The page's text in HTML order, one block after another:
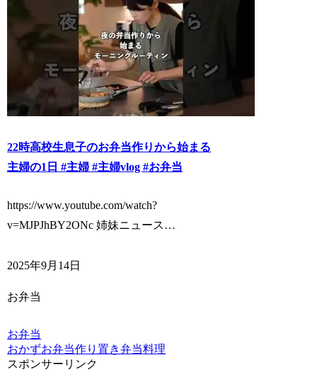
22時高校生息子のお弁当作りから始まる
主婦の1日 #主婦 #主婦vlog #お弁当
https://www.youtube.com/watch?
v=MJPJhBY2ONc 姉妹ニュース…
2025年9月14日
お弁当
お弁当
おかずお弁当作り置き弁当料理
スポンサーリンク